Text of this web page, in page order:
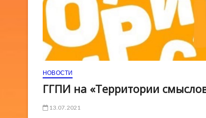
НОВОСТИ
ГГПИ на «Территории
13.07.2021